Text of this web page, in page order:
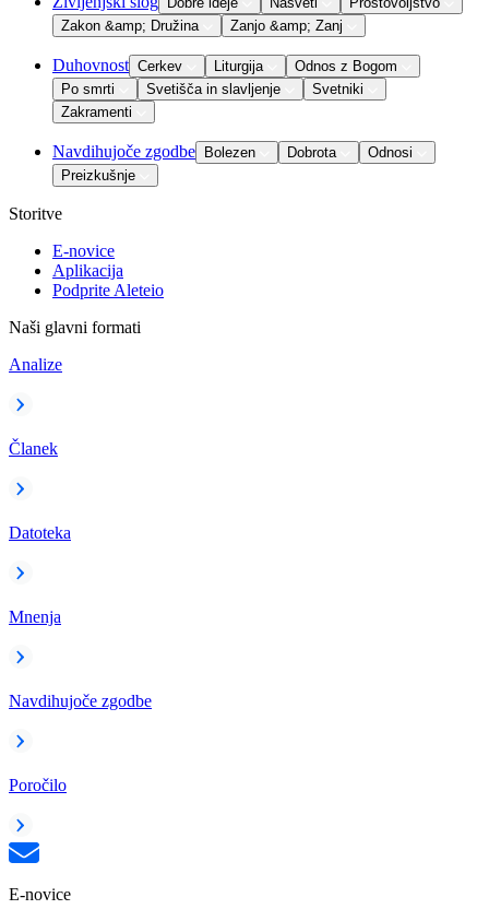
Zakon &amp; Družina
Zanjo &amp; Zanj
Duhovnost Cerkev Liturgija
Odnos z Bogom
Po smrti
Svetišča in slavljenje
Svetniki
Zakramenti
Navdihujoče zgodbe Bolezen Dobrota
Odnosi
Preizkušnje
Storitve
E-novice
Aplikacija
Podprite Aleteio
Naši glavni formati
Analize
Članek
Datoteka
Mnenja
Navdihujoče zgodbe
Poročilo
E-novice